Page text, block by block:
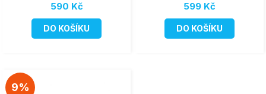
590 Kč
DO KOŠÍKU
599 Kč
DO KOŠÍKU
9%